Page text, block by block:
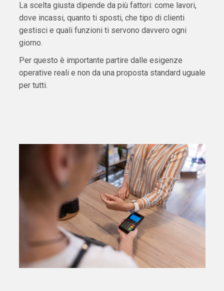
La scelta giusta dipende da più fattori: come lavori,
dove incassi, quanto ti sposti, che tipo di clienti
gestisci e quali funzioni ti servono davvero ogni
giorno.
Per questo è importante partire dalle esigenze
operative reali e non da una proposta standard uguale
per tutti.